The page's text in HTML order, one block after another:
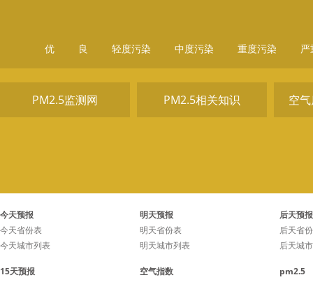
优 良 轻度污染 中度污染 重度污染 严
PM2.5监测网 PM2.5相关知识 空
今天预报
今天省份表
今天城市列表
明天预报
明天省份表
明天城市列表
后天预报
后天省
后天城
15天预报
空气指数
pm2.5